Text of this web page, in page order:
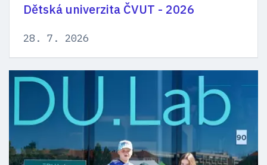
Dětská univerzita ČVUT - 2026
28. 7. 2026